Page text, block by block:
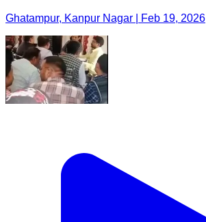
Ghatampur, Kanpur Nagar | Feb 19, 2026